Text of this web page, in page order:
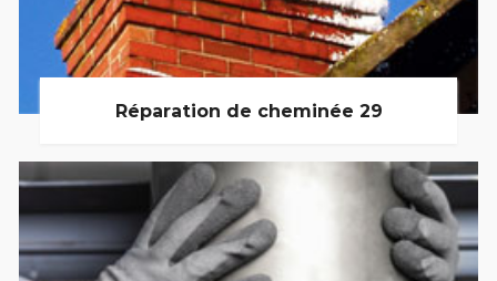
Réparation de cheminée 29